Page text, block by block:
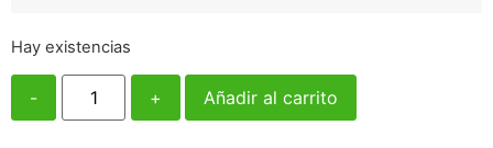
Hay existencias
- + Añadir al carrito